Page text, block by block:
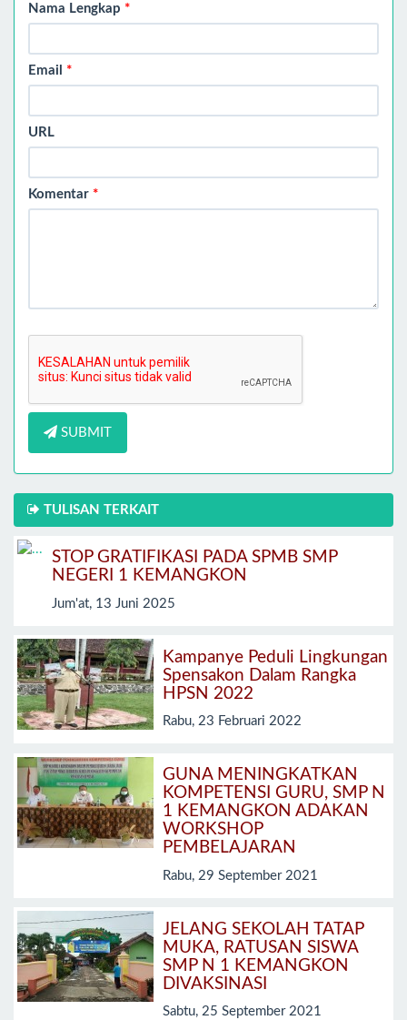
Nama Lengkap *
Email *
URL
Komentar *
SUBMIT
TULISAN TERKAIT
STOP GRATIFIKASI PADA SPMB SMP
NEGERI 1 KEMANGKON
Jum'at, 13 Juni 2025
Kampanye Peduli Lingkungan
Spensakon Dalam Rangka
HPSN 2022
Rabu, 23 Februari 2022
GUNA MENINGKATKAN
KOMPETENSI GURU, SMP N
1 KEMANGKON ADAKAN
WORKSHOP
PEMBELAJARAN
Rabu, 29 September 2021
JELANG SEKOLAH TATAP
MUKA, RATUSAN SISWA
SMP N 1 KEMANGKON
DIVAKSINASI
Sabtu, 25 September 2021